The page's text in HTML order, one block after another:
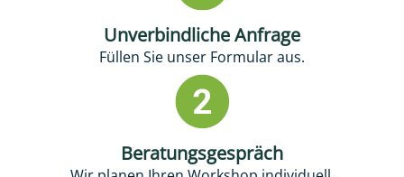
Unverbindliche Anfrage
Füllen Sie unser Formular aus.
Beratungsgespräch